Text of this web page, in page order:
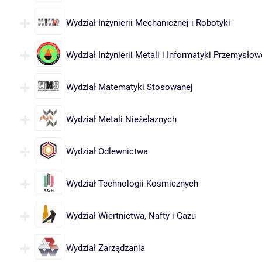
Wydział Inżynierii Mechanicznej i Robotyki
Wydział Inżynierii Metali i Informatyki
Wydział Matematyki Stosowanej
Wydział Metali Nieżelaznych
Wydział Odlewnictwa
Wydział Technologii Kosmicznych
Wydział Wiertnictwa, Nafty i Gazu
Wydział Zarządzania